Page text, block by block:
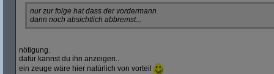
nur zur folge hat dass der vordermann
dann noch absichtlich abbremst...
nötigung.
dafür kannst du ihn anzeigen..
ein zeuge wäre hier natürlich von vorteil